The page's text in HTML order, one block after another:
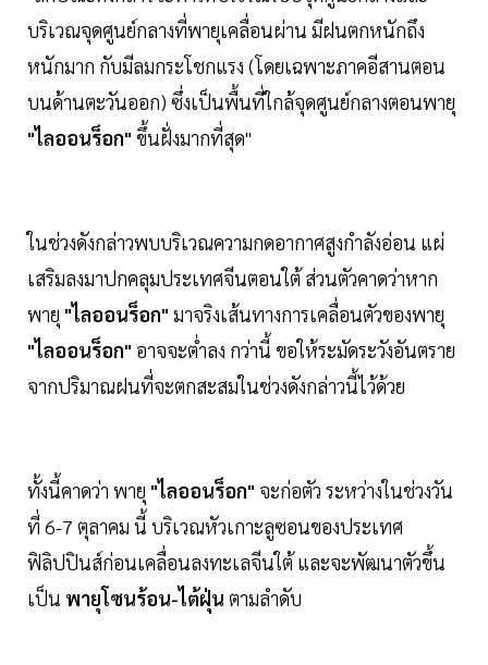
บริเวณจุดศูนย์กลางที่พายุเคลื่อนผ่าน มีฝนตกหนักถึง
หนักมาก กับมีลมกระโชกแรง (โดยเฉพาะภาคอีสานตอน
บนด้านตะวันออก) ซึ่งเป็นพื้นที่ใกล้จุดศูนย์กลางตอนพายุ
"ไลออนร็อก" ขึ้นฝั่งมากที่สุด"
ในช่วงดังกล่าวพบบริเวณความกดอากาศสูงกำลังอ่อน แผ่
เสริมลงมาปกคลุมประเทศจีนตอนใต้ ส่วนตัวคาดว่าหาก
พายุ "ไลออนร็อก" มาจริงเส้นทางการเคลื่อนตัวของพายุ
"ไลออนร็อก" อาจจะต่ำลง กว่านี้ ขอให้ระมัดระวังอันตราย
จากปริมาณฝนที่จะตกสะสมในช่วงดังกล่าวนี้ไว้ด้วย
ทั้งนี้คาดว่า พายุ "ไลออนร็อก" จะก่อตัว ระหว่างในช่วงวัน
ที่ 6-7 ตุลาคม นี้ บริเวณหัวเกาะลูซอนของประเทศ
ฟิลิปปินส์ก่อนเคลื่อนลงทะเลจีนใต้ และจะพัฒนาตัวขึ้น
เป็น พายุโซนร้อน-ไต้ฝุ่น ตามลำดับ